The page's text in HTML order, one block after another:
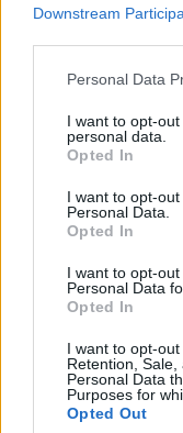
Downstream
Personal Data
I want to opt-
personal data.
Opted In
I want to opt-
Personal Data.
Opted In
I want to opt-
Personal Data
Opted In
I want to opt-out
Retention,
Personal Data
Purposes for
Opted Out
Hozzászólási
Nyomtatott
Székely
Sütibeállítások
Liget
Krónika
Bihari Napló